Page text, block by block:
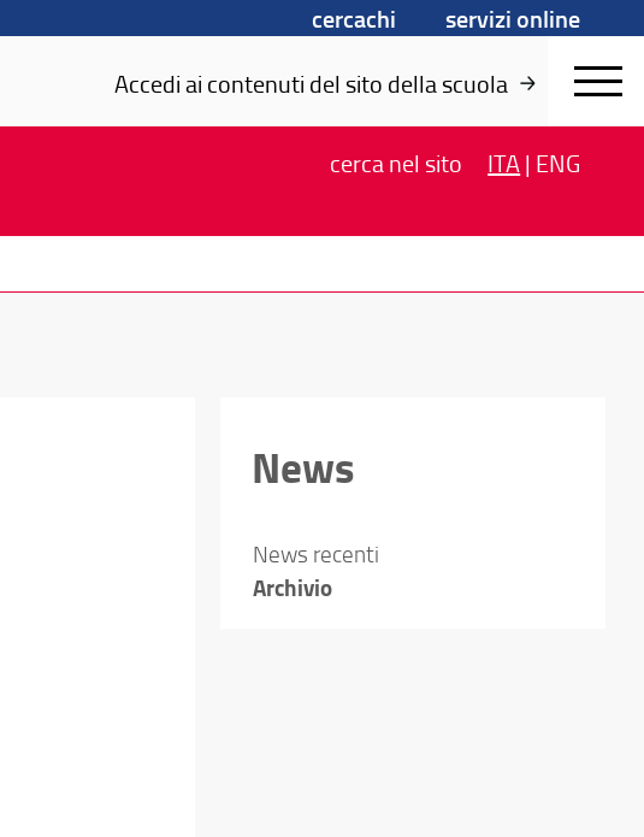
cercachi
servizi online
Accedi ai contenuti del sito della scuola
cerca nel sito ITA | ENG
News
News recenti
Archivio